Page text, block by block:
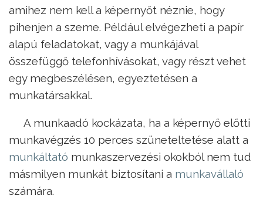
amihez nem kell a képernyőt néznie, hogy
pihenjen a szeme. Például elvégezheti a papír
alapú feladatokat, vagy a munkájával
összefüggő telefonhívásokat, vagy részt vehet
egy megbeszélésen, egyeztetésen a
munkatársakkal.
A munkaadó kockázata, ha a képernyő előtti
munkavégzés 10 perces szüneteltetése alatt a
munkáltató munkaszervezési okokból nem tud
másmilyen munkát biztosítani a munkavállaló
számára.